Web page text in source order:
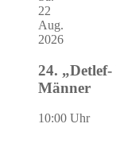
22
Aug.
2026
24.
Männer
10:00 Uhr